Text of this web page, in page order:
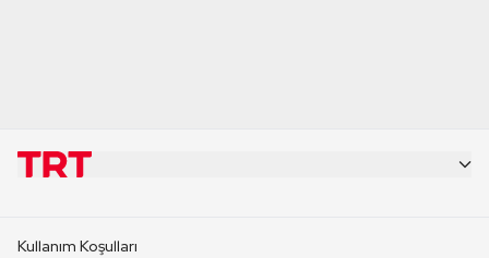
Kullanım Koşulları